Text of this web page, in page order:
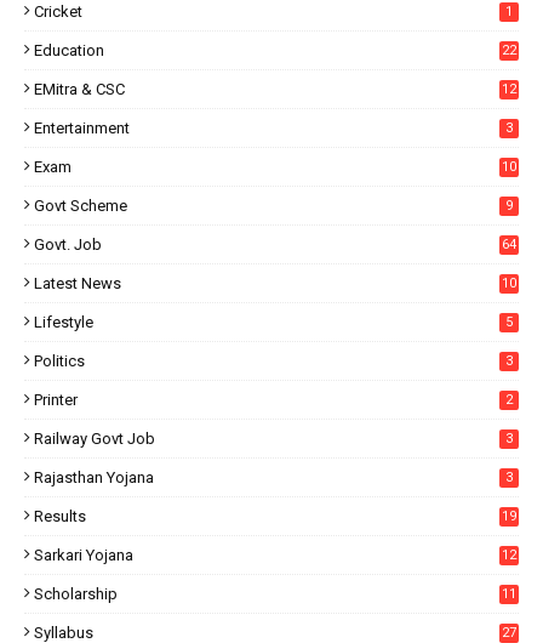
Cricket 1
Education 22
EMitra & CSC 12
Entertainment 3
Exam 10
Govt Scheme 9
Govt. Job 64
Latest News 10
Lifestyle 5
Politics 3
Printer 2
Railway Govt Job 3
Rajasthan Yojana 3
Results 19
Sarkari Yojana 12
Scholarship 11
Syllabus 27